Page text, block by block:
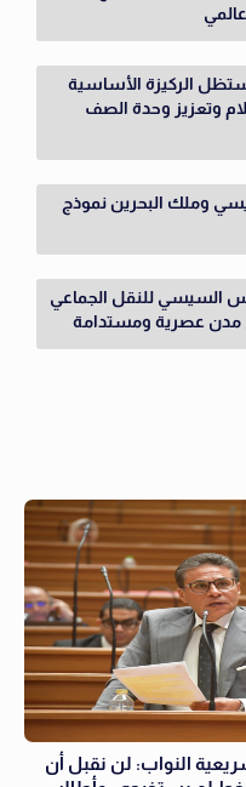
الركيزة الأساسية
وتعزيز وحدة الصف
وملك البحرين نموذج
السيسي للنقل الجماعي
مدن عصرية ومستدامة
النواب: لن نقبل أن